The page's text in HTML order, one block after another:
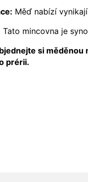
Měď nabízí
Tato mincovna je
si
prérii.